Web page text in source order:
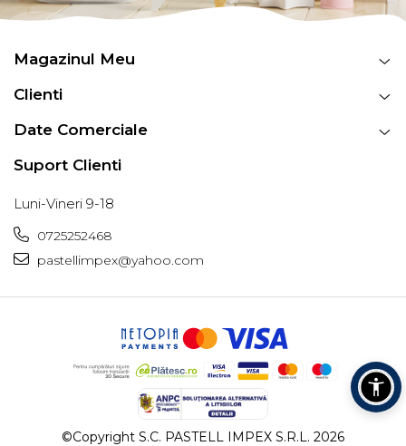
Magazinul Meu
Clienti
Date Comerciale
Suport Clienti
Luni-Vineri 9-18
0725252468
pastellimpex@yahoo.com
©Copyright S.C. PASTELL IMPEX S.R.L. 2026